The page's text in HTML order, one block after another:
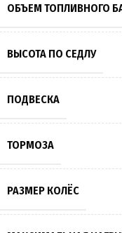
ОБЪЕМ ТОПЛИВНОГО
ВЫСОТА ПО СЕДЛУ
ПОДВЕСКА
ТОРМОЗА
РАЗМЕР КОЛЁС